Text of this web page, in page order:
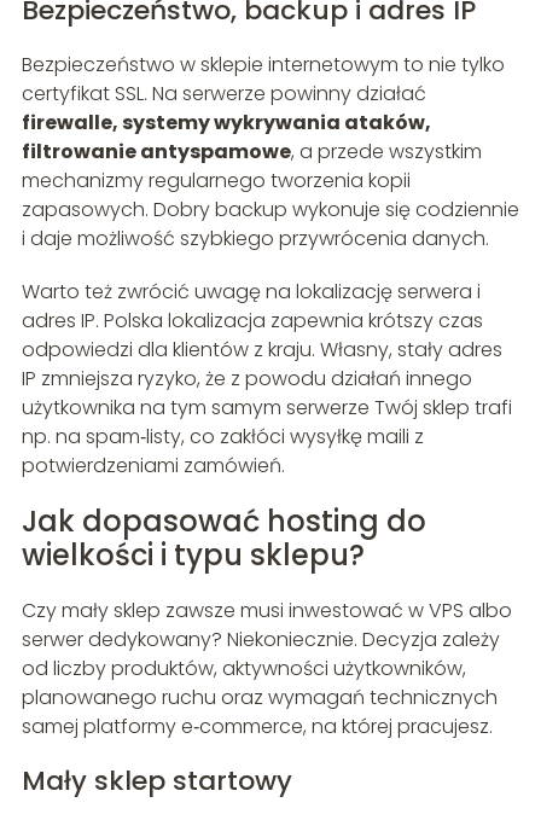
Bezpieczeństwo, backup i adres IP
Bezpieczeństwo w sklepie internetowym to nie tylko
certyfikat SSL. Na serwerze powinny działać
firewalle, systemy wykrywania ataków,
filtrowanie antyspamowe, a przede wszystkim
mechanizmy regularnego tworzenia kopii
zapasowych. Dobry backup wykonuje się codziennie
i daje możliwość szybkiego przywrócenia danych.
Warto też zwrócić uwagę na lokalizację serwera i
adres IP. Polska lokalizacja zapewnia krótszy czas
odpowiedzi dla klientów z kraju. Własny, stały adres
IP zmniejsza ryzyko, że z powodu działań innego
użytkownika na tym samym serwerze Twój sklep trafi
np. na spam‑listy, co zakłóci wysyłkę maili z
potwierdzeniami zamówień.
Jak dopasować hosting do
wielkości i typu sklepu?
Czy mały sklep zawsze musi inwestować w VPS albo
serwer dedykowany? Niekoniecznie. Decyzja zależy
od liczby produktów, aktywności użytkowników,
planowanego ruchu oraz wymagań technicznych
samej platformy e‑commerce, na której pracujesz.
Mały sklep startowy